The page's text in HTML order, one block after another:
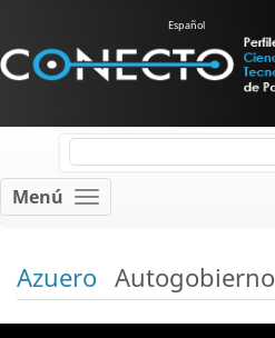
Español
Menú
Azuero Autogobierno